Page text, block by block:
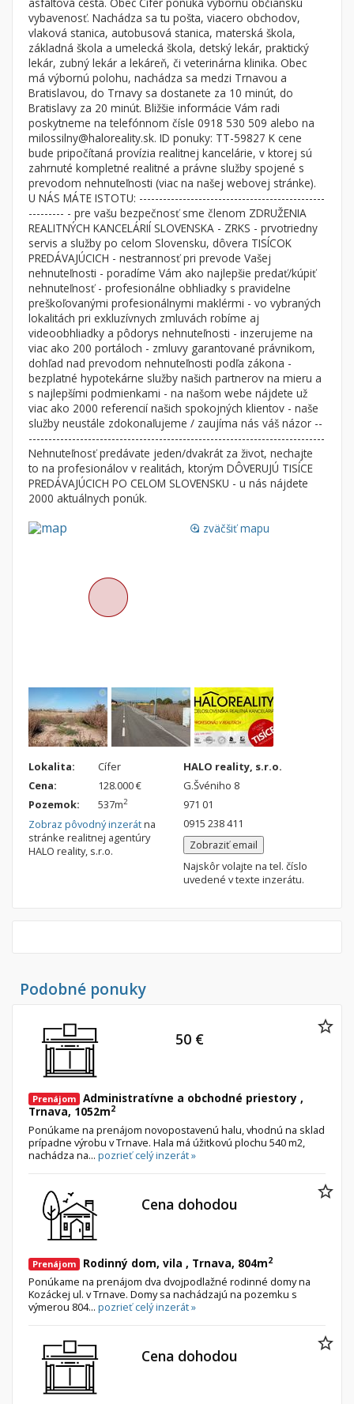
Garsónky
Dvojgarsónky
1-izbové
2-izbové
3-izbové
4 a viac izbové byty
Vila
Chalupa
Pozemok
Stavebné pozemky
Bývanie a rekreácia
Priemyselný pozemok
Poľnohospodárske pozemky
Záhrada
Iný poľnohospodársky pozemok
Nebytové priestory
Administratívne, obchodné
Skladové, výrobné
Rekreačné, reštauračné
Garáž, garážové státie
Filtre
Súkromná inzercia
Ponuka RK
Len s fotkou
Novostavba
Uložiť vyhľadávanie alternate_emailZasielať na email
vybavenosť. Nachádza sa tu pošta, viacero obchodov,
vlaková stanica, autobusová stanica, materská škola,
základná škola a umelecká škola, detský lekár, praktický
lekár, zubný lekár a lekáreň, či veterinárna klinika. Obec
má výbornú polohu, nachádza sa medzi Trnavou a
Bratislavou, do Trnavy sa dostanete za 10 minút, do
Bratislavy za 20 minút. Bližšie informácie Vám radi
poskytneme na telefónnom čísle 0918 530 509 alebo na
milossilny@haloreality.sk. ID ponuky: TT-59827 K cene
bude pripočítaná provízia realitnej kancelárie, v ktorej sú
zahrnuté kompletné realitné a právne služby spojené s
prevodom nehnuteľnosti (viac na našej webovej stránke).
U NÁS MÁTE ISTOTU: -----------------------------------------------
--------- - pre vašu bezpečnosť sme členom ZDRUŽENIA
REALITNÝCH KANCELÁRIÍ SLOVENSKA - ZRKS - prvotriedny
servis a služby po celom Slovensku, dôvera TISÍCOK
PREDÁVAJÚCICH - nestrannosť pri prevode Vašej
nehnuteľnosti - poradíme Vám ako najlepšie predať/kúpiť
nehnuteľnosť - profesionálne obhliadky s pravidelne
preškoľovanými profesionálnymi maklérmi - vo vybraných
lokalitách pri exkluzívnych zmluvách robíme aj
videoobhliadky a pôdorys nehnuteľnosti - inzerujeme na
viac ako 200 portáloch - zmluvy garantované právnikom,
dohľad nad prevodom nehnuteľnosti podľa zákona -
bezplatné hypotekárne služby našich partnerov na mieru a
s najlepšími podmienkami - na našom webe nájdete už
viac ako 2000 referencií našich spokojných klientov - naše
služby neustále zdokonaľujeme / zaujíma nás váš názor --
---------------------------------------------------------------------------
Nehnuteľnosť predávate jeden/dvakrát za život, nechajte
to na profesionálov v realitách, ktorým DÔVERUJÚ TISÍCE
PREDÁVAJÚCICH PO CELOM SLOVENSKU - u nás nájdete
2000 aktuálnych ponúk.
loupe zväčšiť mapu
Lokalita:
Cífer
Cena:
128.000 €
Pozemok:
537m2
Zobraz pôvodný inzerátna
stránke realitnej agentúry
HALO reality, s.r.o.
HALO reality, s.r.o.
G.Švéniho 8
971 01
0915 238 411
Zobraziť email
Najskôr volajte na tel. číslo
uvedené v texte inzerátu.
Podobné ponuky
Prenájom Administratívne a obchodné priestory ,
Trnava, 1052m2
Ponúkame na prenájom novopostavenú halu, vhodnú na sklad
prípadne výrobu v Trnave. Hala má úžitkovú plochu 540 m2,
nachádza na... pozrieť celý inzerát »
50 €
Prenájom Rodinný dom, vila , Trnava, 804m2
Ponúkame na prenájom dva dvojpodlažné rodinné domy na
Kozáckej ul. v Trnave. Domy sa nachádzajú na pozemku s
výmerou 804... pozrieť celý inzerát »
Cena dohodou
Cena dohodou